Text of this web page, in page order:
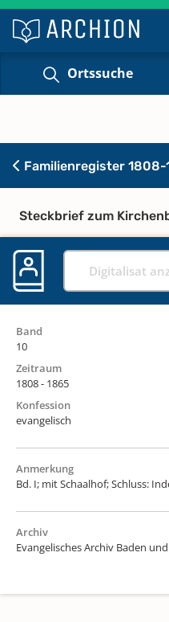
Ortssuche
Familienregister 1808-
Steckbrief zum
Digitalisat
Band
10
Zeitraum
1808 - 1865
Konfession
evangelisch
Anmerkung
Bd. I; mit Schaalhof; Schluss:
Archiv
Evangelisches Archiv Baden